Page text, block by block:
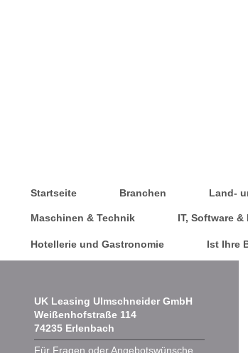
Startseite Branchen Land-
Maschinen & Technik IT, Software
Hotellerie und Gastronomie Ist Ihre
UK Leasing Ulmschneider GmbH
Weißenhofstraße 114
74235 Erlenbach
Für Fragen oder Angebotswünsche